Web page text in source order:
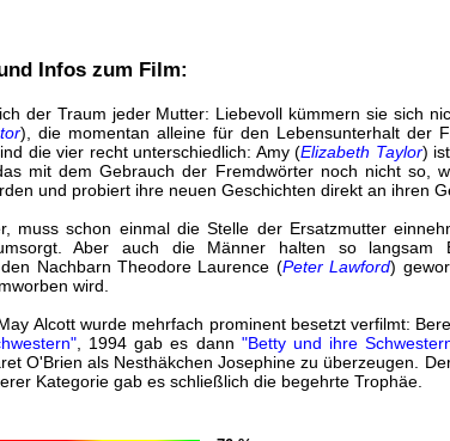
Infos zum Film:
der Traum jeder Mutter: Liebevoll kümmern sie sich
), die momentan alleine für den Lebensunterhalt der
die vier recht unterschiedlich: Amy (Elizabeth Taylor)
mit dem Gebrauch der Fremdwörter noch nicht so,
und probiert ihre neuen Geschichten direkt an ihren
muss schon einmal die Stelle der Ersatzmutter
Aber auch die Männer halten so langsam
Nachbarn Theodore Laurence (Peter Lawford)
wird.
Alcott wurde mehrfach prominent besetzt verfilmt:
, 1994 gab es dann "Betty und ihre
O'Brien als Nesthäkchen Josephine zu überzeugen.
Kategorie gab es schließlich die begehrte Trophäe.